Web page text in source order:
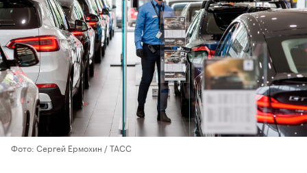
Фото: Сергей Ермохин / ТАСС